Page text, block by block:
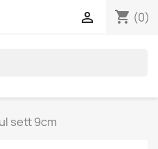
shopping_cart (0)

sett 9cm